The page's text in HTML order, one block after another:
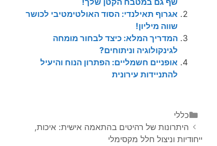
אגרוף תאילנדי: הסוד האולטימטיבי לכושר
שווה מיליון!
המדריך המלא: כיצד לבחור מומחה
לגינקולוגיה וניתוחים?
אופניים חשמליים: הפתרון הנוח והיעיל
להתניידות עירונית
קטגוריות
כללי
ניווט
פוסטים
היתרונות של רהיטים בהתאמה אישית: איכות,
ייחודיות וניצול חלל מקסימלי